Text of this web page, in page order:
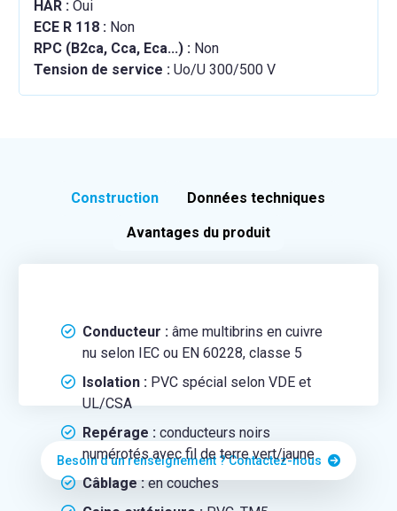
HAR : Oui
ECE R 118 : Non
RPC (B2ca, Cca, Eca...) : Non
Tension de service : Uo/U 300/500 V
Construction Données techniques
Avantages du produit
Conducteur :âme multibrins en cuivre
nu selon IEC ou EN 60228, classe 5
Isolation :PVC spécial selon VDE et
UL/CSA
Repérage :conducteurs noirs
numérotés avec fil de terre vert/jaune
Câblage :en couches
Besoin d'un renseignement ? Contactez-nous